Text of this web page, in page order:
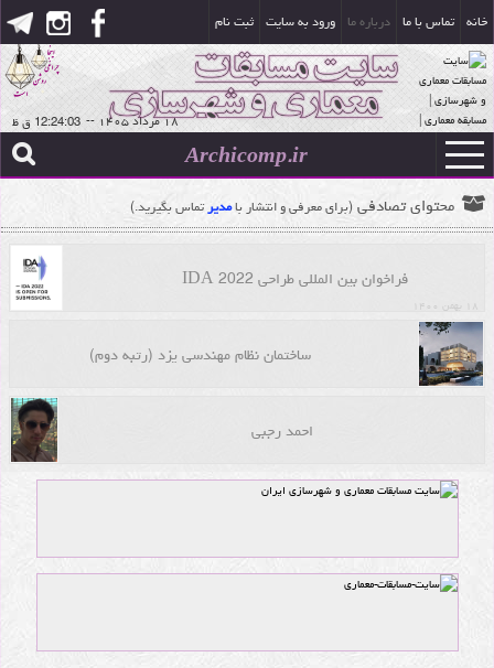
خانه تماس با ما درباره ما ورود به سایت ثبت نام
۱۸ مرداد ۱۴۰۵ --
Archicomp.ir
محتوای تصادفی(برای معرفی و انتشار بامدیرتماس بگیرید.)
فراخوان بین المللی طراحی IDA 2022
۱۸ بهمن ۱۴۰۰
ساختمان نظام مهندسی یزد (رتبه دوم)
احمد رجبی